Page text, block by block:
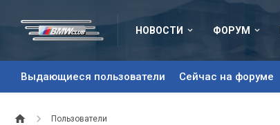
НОВОСТИ ФОРУМ
Выдающиеся пользователи Сейчас на форуме
Пользователи